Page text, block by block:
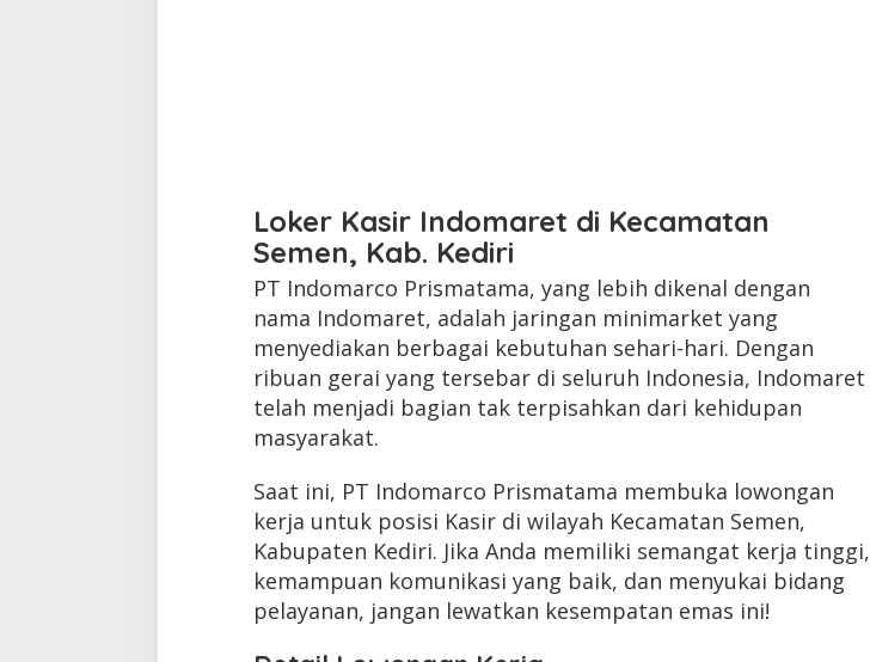
Loker Kasir Indomaret di Kecamatan
Semen, Kab. Kediri
PT Indomarco Prismatama, yang lebih dikenal dengan
nama Indomaret, adalah jaringan minimarket yang
menyediakan berbagai kebutuhan sehari-hari. Dengan
ribuan gerai yang tersebar di seluruh Indonesia, Indomaret
telah menjadi bagian tak terpisahkan dari kehidupan
masyarakat.
Saat ini, PT Indomarco Prismatama membuka lowongan
kerja untuk posisi Kasir di wilayah Kecamatan Semen,
Kabupaten Kediri. Jika Anda memiliki semangat kerja tinggi,
kemampuan komunikasi yang baik, dan menyukai bidang
pelayanan, jangan lewatkan kesempatan emas ini!